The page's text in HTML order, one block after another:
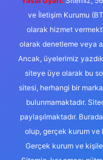
ve İletişim Kurumu
olarak hizmet
olarak denetleme veya
Ancak, üyelerimiz
siteye üye olarak bu
sitesi, herhangi bir
bulunmamaktadır.
paylaşılmaktadır.
olup, gerçek kurum ve
Gerçek kurum ve